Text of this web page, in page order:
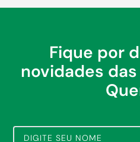
Fique por
novidades